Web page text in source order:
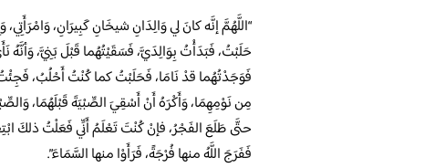
“اللَّهُمَّ إنَّه كانَ لي وَالِدَانِ شيخَانِ كَبِيرَانِ،
حَلَبْتُ، فَبَدَأْتُ بِوَالِدَيَّ، فَسَقَيْتُهُما قَبْلَ بَنِيَّ،
فَوَجَدْتُهُما قدْ نَامَا، فَحَلَبْتُ كما كُنْتُ أَحْلُبُ،
مِن نَوْمِهِمَا، وَأَكْرَهُ أَنْ أَسْقِيَ الصِّبْيَةَ قَبْلَهُمَا،
حتَّى طَلَعَ الفَجْرُ، فإنْ كُنْتَ تَعْلَمُ أَنِّي فَعَلْتُ ذلكَ
فَفَرَجَ اللَّهُ منها فُرْجَةً، فَرَأَوْا منها السَّمَاءَ”.